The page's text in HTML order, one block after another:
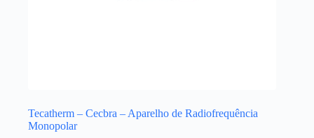
Tecatherm – Cecbra – Aparelho de Radiofrequência
Monopolar